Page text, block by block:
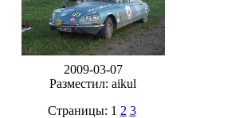
2009-03-07
Разместил: aikul
Страницы: 1 2 3